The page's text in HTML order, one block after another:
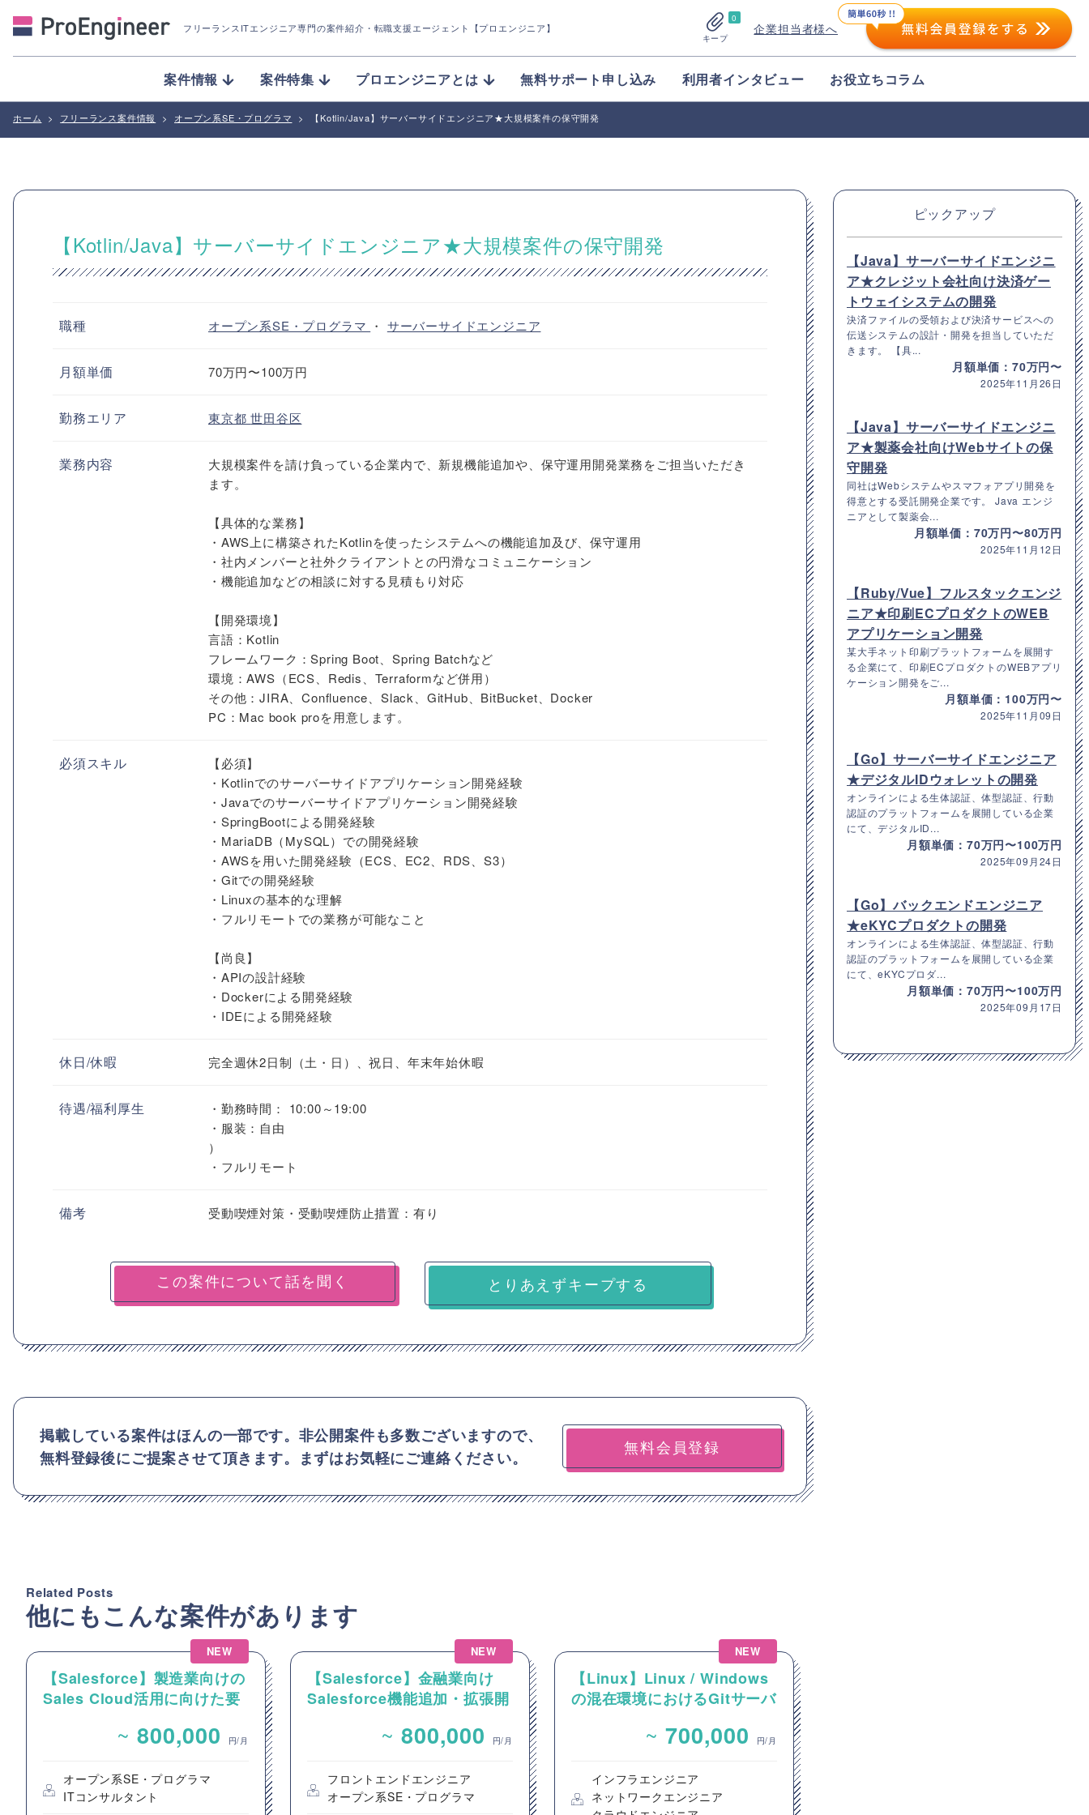
フリーランスITエンジニア専門の案件紹介 ・転職支援エージェント【プロエンジニア】
0
キープ
企業担当者様へ
案件情報 案件特集 プロエンジニアとは 無料サポート申し込み 利用者インタビュー お役立ちコラム
ホーム > フリーランス案件情報 > オープン系SE・プログラマ > 【Kotlin/Java】サーバーサイドエンジニア★大規模案件の保守開発
【Kotlin/Java】サーバーサイドエンジニア★大規模案件の保守開発
職種 オープン系SE・プログラマ ・ サーバーサイドエンジニア
月額単価 70万円〜100万円
勤務エリア 東京都世田谷区
業務内容
大規模案件を請け負っている企業内で、新規機能追加や、保守運用開発業務をご担当いただき
ます。
【具体的な業務】
・AWS上に構築されたKotlinを使ったシステムへの機能追加及び、保守運用
・社内メンバーと社外クライアントとの円滑なコミュニケーション
・機能追加などの相談に対する見積もり対応
【開発環境】
言語：Kotlin
フレームワーク：Spring Boot、Spring Batchなど
環境：AWS（ECS、Redis、Terraformなど併用）
その他：JIRA、Confluence、Slack、GitHub、BitBucket、Docker
PC：Mac book proを用意します。
必須スキル
【必須】
・Kotlinでのサーバーサイドアプリケーション開発経験
・Javaでのサーバーサイドアプリケーション開発経験
・SpringBootによる開発経験
・MariaDB（MySQL）での開発経験
・AWSを用いた開発経験（ECS、EC2、RDS、S3）
・Gitでの開発経験
・Linuxの基本的な理解
・フルリモートでの業務が可能なこと
【尚良】
・APIの設計経験
・Dockerによる開発経験
・IDEによる開発経験
休日/休暇 完全週休2日制（土・日）、祝日、年末年始休暇
待遇/福利厚生
・勤務時間： 10:00～19:00
・服装：自由
）
・フルリモート
備考 受動喫煙対策・受動喫煙防止措置：有り
とりあえずキープする
掲載している案件はほんの一部です。非公開案件も多数ございますので、
無料登録後にご提案させて頂きます。まずはお気軽にご連絡ください。
無料会員登録
Related Posts
他にもこんな案件があります
NEW
【Salesforce】製造業向けの
Sales Cloud活用に向けた要
~ 800,000 円/月
オープン系SE・プログラマ
ITコンサルタント
NEW
【Salesforce】金融業向け
Salesforce機能追加・拡張開
~ 800,000 円/月
フロントエンドエンジニア
オープン系SE・プログラマ
NEW
【Linux】Linux / Windows
の混在環境におけるGitサーバ
~ 700,000 円/月
インフラエンジニア
ネットワークエンジニア
ピックアップ
【Java】サーバーサイドエンジニ
ア★クレジット会社向け決済ゲー
トウェイシステムの開発
決済ファイルの受領および決済サービスへの
伝送システムの設計・開発を担当していただ
きます。 【具...
月額単価：70万円〜
2025年11月26日
【Java】サーバーサイドエンジニ
ア★製薬会社向けWebサイトの保
守開発
同社はWebシステムやスマフォアプリ開発を
得意とする受託開発企業です。 Java エンジ
ニアとして製薬会...
月額単価：70万円〜80万円
2025年11月12日
【Ruby/Vue】フルスタックエンジ
ニア★印刷ECプロダクトのWEB
アプリケーション開発
某大手ネット印刷プラットフォームを展開す
る企業にて、印刷ECプロダクトのWEBアプリ
ケーション開発をご...
月額単価：100万円〜
2025年11月09日
【Go】サーバーサイドエンジニア
★デジタルIDウォレットの開発
オンラインによる生体認証、体型認証、行動
認証のプラットフォームを展開している企業
にて、デジタルID...
月額単価：70万円〜100万円
2025年09月24日
【Go】バックエンドエンジニア
★eKYCプロダクトの開発
オンラインによる生体認証、体型認証、行動
認証のプラットフォームを展開している企業
にて、eKYCプロダ...
月額単価：70万円〜100万円
2025年09月17日